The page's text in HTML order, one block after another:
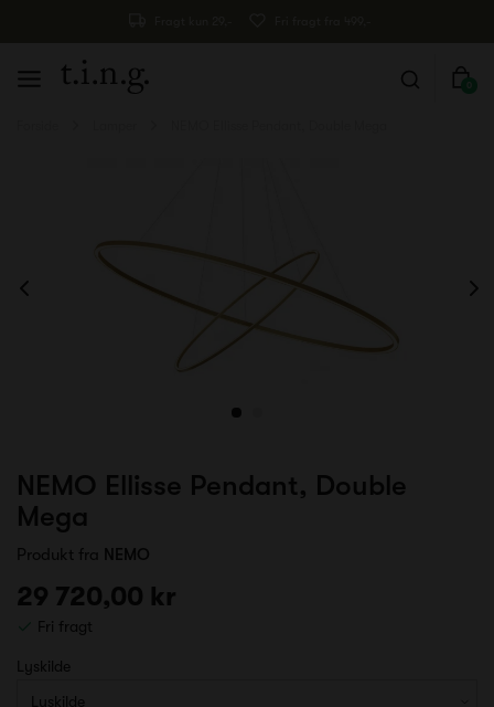
0
NEMO Ellisse Pendant, Double
Mega
Produkt fra NEMO
29 720,00 kr
Fri fragt
Lyskilde